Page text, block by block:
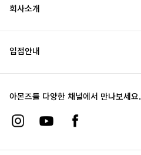
회사소개
입점안내
아몬즈를 다양한 채널에서 만나보세요.